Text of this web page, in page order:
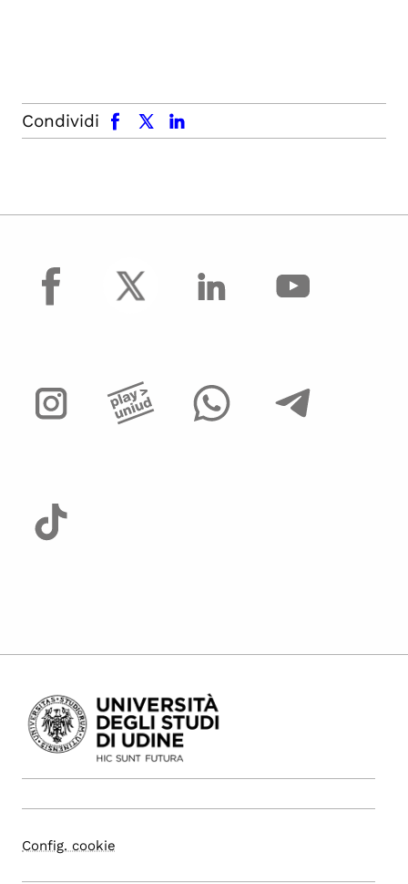
Condividi
facebook x.com linkedin
facebook
Config. cookie